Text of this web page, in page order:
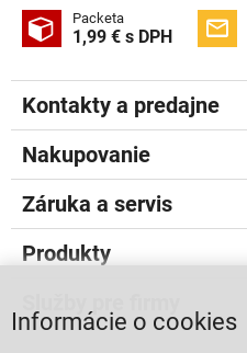
 Packeta
1,99 € s DPH 
Kontakty a predajne
Nakupovanie
Záruka a servis
Produkty
Informácie o cookies